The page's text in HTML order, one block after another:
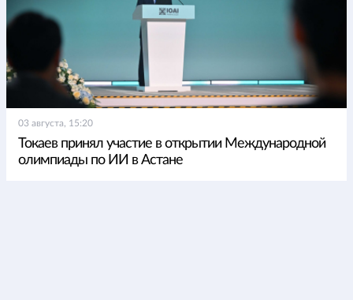
03 августа, 15:20
Токаев принял участие в открытии Международной
олимпиады по ИИ в Астане